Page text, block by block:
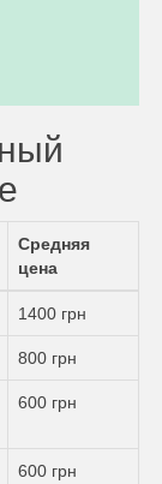
Средняя
цена
1400 грн
800 грн
600 грн
600 грн